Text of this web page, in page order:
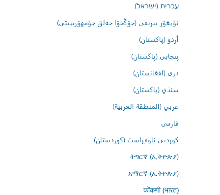
עברית (ישראל)
ئۇيغۇر يېزىقى (جۇڭخۇا خەلق جۇمھۇرىيىتى)
اُردو (پاکستان)
پنجابی (پاکستان)
درى (افغانستان)
سنڌي (پاکستان)
عربي (المنطقة العربية)
فارسى
کوردیی ناوەڕاست (کوردستان)
ትግርኛ (ኢትዮጵያ)
አማርኛ (ኢትዮጵያ)
कोंकणी (भारत)